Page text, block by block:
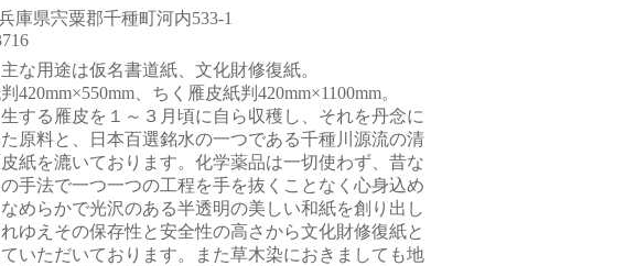
庫県宍粟郡千種町河内533-1
な用途は仮名書道紙、文化財修復紙。
420mm×550mm、ちく雁皮紙判420mm×1100mm。
する雁皮を１～３月頃に自ら収穫し、それを丹念に
原料と、日本百選銘水の一つである千種川源流の清
紙を漉いております。化学薬品は一切使わず、昔な
手法で一つ一つの工程を手を抜くことなく心身込め
めらかで光沢のある半透明の美しい和紙を創り出し
ゆえその保存性と安全性の高さから文化財修復紙と
いただいております。また草木染におきましても地